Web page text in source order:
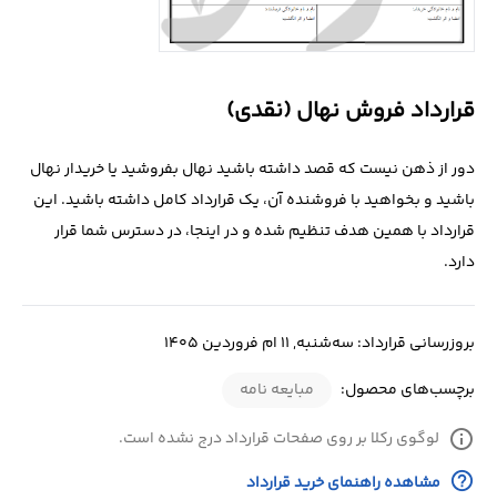
درباره
تماس
ما
قرارداد فروش نهال (نقدی)
دور از ذهن نیست که قصد داشته باشید نهال بفروشید یا خریدار نهال
باشید و بخواهید با فروشنده آن، یک قرارداد کامل داشته باشید. این
قرارداد با همین هدف تنظیم شده و در اینجا، در دسترس شما قرار
دارد.
بروزرسانی قرارداد: سه‌شنبه, 11 ام فروردین 1405
برچسب‌های محصول:
مبایعه نامه
info لوگوی رکلا بر روی صفحات قرارداد درج نشده است.
help_outline مشاهده راهنمای خرید قرارداد